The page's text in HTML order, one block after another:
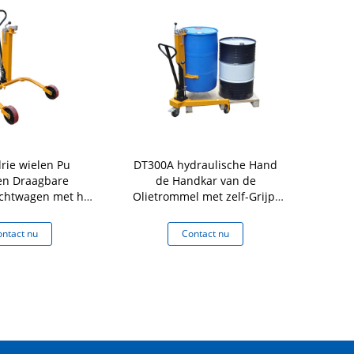
wielen Pu
Draagbare
met het
laag van de
nu
DT300A hydraulische Hand
de Handkar van de
Olietrommel met zelf-Grijpt
Capaciteit 350Kg van het
Trommelheftoestel
Contact nu